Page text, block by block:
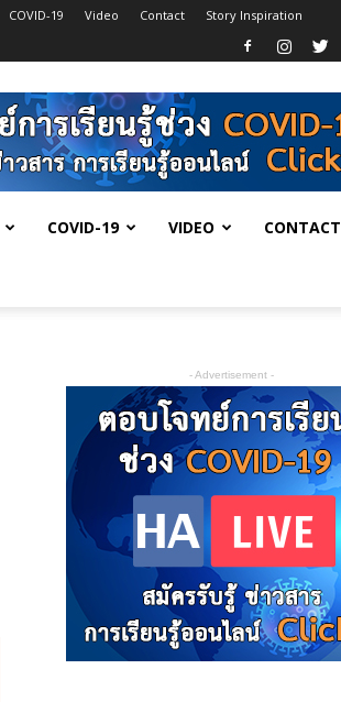
COVID-19 Video Contact Story Inspiration
COVID-19 VIDEO CONTACT
- Advertisement -